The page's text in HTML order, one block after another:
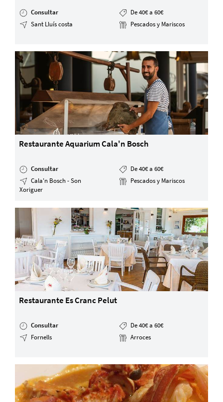
Consultar
De 40€ a 60€
Sant Lluís costa
Pescados y Mariscos
Restaurante Aquarium Cala'n Bosch
Consultar
De 40€ a 60€
Cala'n Bosch - Son
Xoriguer
Pescados y Mariscos
Restaurante Es Cranc Pelut
Consultar
De 40€ a 60€
Fornells
Arroces